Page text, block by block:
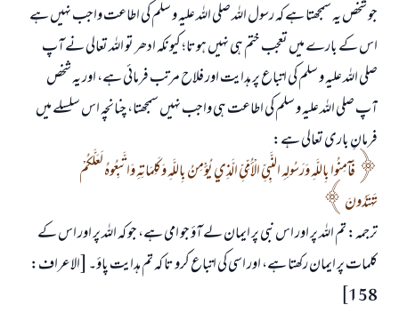
جو شخص یہ سمجھتا ہے کہ رسول اللہ صلی اللہ علیہ و سلم کی اطاعت واجب نہیں ہے
اس کے بارے میں تعجب ختم ہی نہیں ہوتا؛ کیونکہ ادھر تو اللہ تعالی نے آپ
صلی اللہ علیہ و سلم کی اتباع پر ہدایت اور فلاح مرتب فرمائی ہے، اور یہ شخص
آپ صلی اللہ علیہ و سلم کی اطاعت ہی واجب نہیں سمجھتا، چنانچہ اس سلسلے میں
فرمانِ باری تعالی ہے:
فَآمِنُوا بِاللَّهِ وَرَسُولِهِ النَّبِيِّ الْأُمِّيِّ الَّذِي يُؤْمِنُ بِاللَّهِ وَكَلِمَاتِهِ وَاتَّبِعُوهُ لَعَلَّكُمْ
تَهْتَدُونَ
ترجمہ: تم اللہ پر اور اس نبی پر ایمان لے آؤ جو امی ہے، جو کہ اللہ پر اور اس کے
کلمات پر ایمان رکھتا ہے، اور اسی کی اتباع کرو تا کہ تم ہدایت پاؤ۔ [الاعراف:
158]